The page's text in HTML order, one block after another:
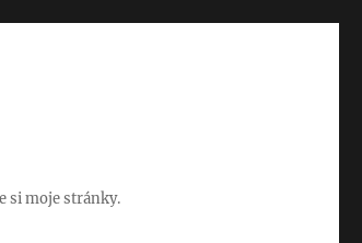
si moje stránky.